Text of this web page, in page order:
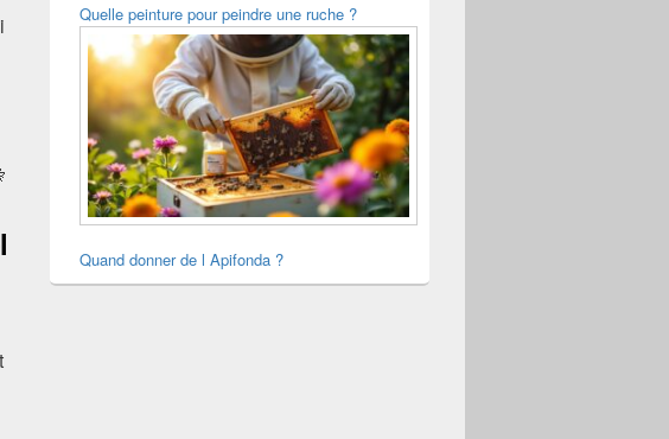
Quelle peinture pour peindre une ruche ?
Quand donner de l Apifonda ?